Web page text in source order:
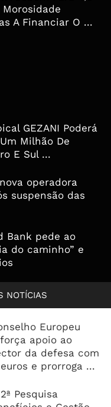
NOTÍCIAS
Europeu
apoio ao
da defesa com
e prorroga ...
Pesquisa
A Financiar O ...
GEZANI Poderá
Milhão De
E Sul ...
operadora
suspensão das
Bank pede ao
do caminho” e